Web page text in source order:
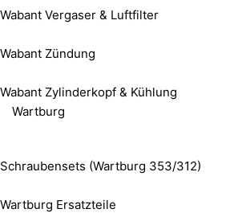
Wabant Vergaser & Luftfilter
Wabant Zündung
Wabant Zylinderkopf & Kühlung
Wartburg
Schraubensets (Wartburg 353/312)
Wartburg Ersatzteile